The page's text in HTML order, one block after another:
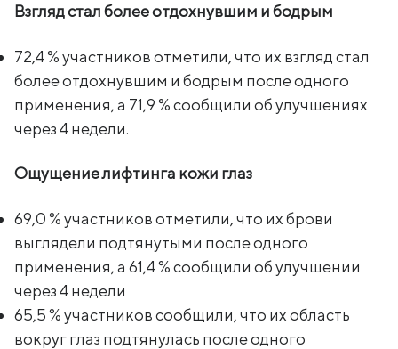
Взгляд стал более отдохнувшим и бодрым
72,4 % участников отметили, что их взгляд стал
более отдохнувшим и бодрым после одного
применения, а 71,9 % сообщили об улучшениях
через 4 недели.
Ощущение лифтинга кожи глаз
69,0 % участников отметили, что их брови
выглядели подтянутыми после одного
применения, а 61,4 % сообщили об улучшении
через 4 недели
65,5 % участников сообщили, что их область
вокруг глаз подтянулась после одного